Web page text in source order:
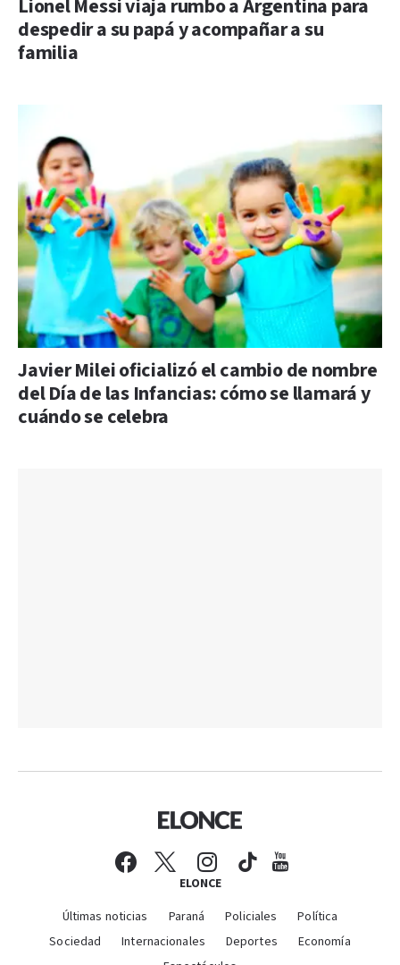
Lionel Messi viaja rumbo a Argentina para
despedir a su papá y acompañar a su
familia
Javier Milei oficializó el cambio de nombre
del Día de las Infancias: cómo se llamará y
cuándo se celebra
ELONCE
Últimas noticias Paraná Policiales
Política
Sociedad
Internacionales Deportes
Economía